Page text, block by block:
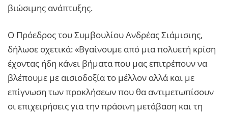
βιώσιμης ανάπτυξης.
Ο Πρόεδρος του Συμβουλίου Ανδρέας Σιάμισιης,
δήλωσε σχετικά: «Βγαίνουμε από μια πολυετή κρίση
έχοντας ήδη κάνει βήματα που μας επιτρέπουν να
βλέπουμε με αισιοδοξία το μέλλον αλλά και με
επίγνωση των προκλήσεων που θα αντιμετωπίσουν
οι επιχειρήσεις για την πράσινη μετάβαση και τη